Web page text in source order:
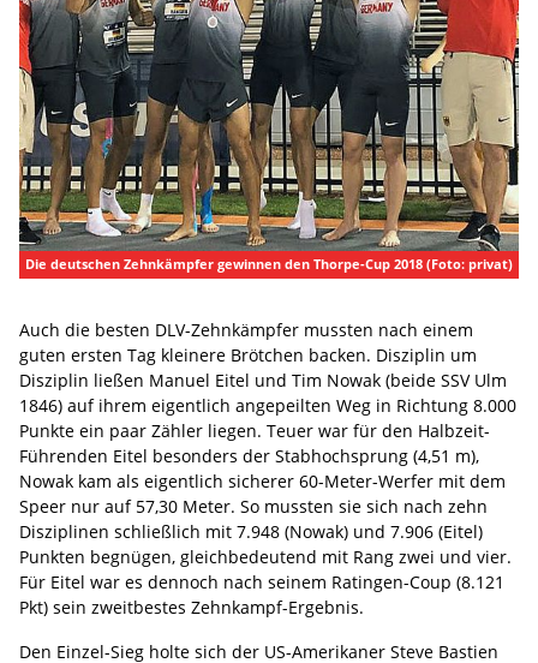
Die deutschen Zehnkämpfer gewinnen den Thorpe-Cup 2018 (Foto: privat)
Auch die besten DLV-Zehnkämpfer mussten nach einem
guten ersten Tag kleinere Brötchen backen. Disziplin um
Disziplin ließen Manuel Eitel und Tim Nowak (beide SSV Ulm
1846) auf ihrem eigentlich angepeilten Weg in Richtung 8.000
Punkte ein paar Zähler liegen. Teuer war für den Halbzeit-
Führenden Eitel besonders der Stabhochsprung (4,51 m),
Nowak kam als eigentlich sicherer 60-Meter-Werfer mit dem
Speer nur auf 57,30 Meter. So mussten sie sich nach zehn
Disziplinen schließlich mit 7.948 (Nowak) und 7.906 (Eitel)
Punkten begnügen, gleichbedeutend mit Rang zwei und vier.
Für Eitel war es dennoch nach seinem Ratingen-Coup (8.121
Pkt) sein zweitbestes Zehnkampf-Ergebnis.
Den Einzel-Sieg holte sich der US-Amerikaner Steve Bastien